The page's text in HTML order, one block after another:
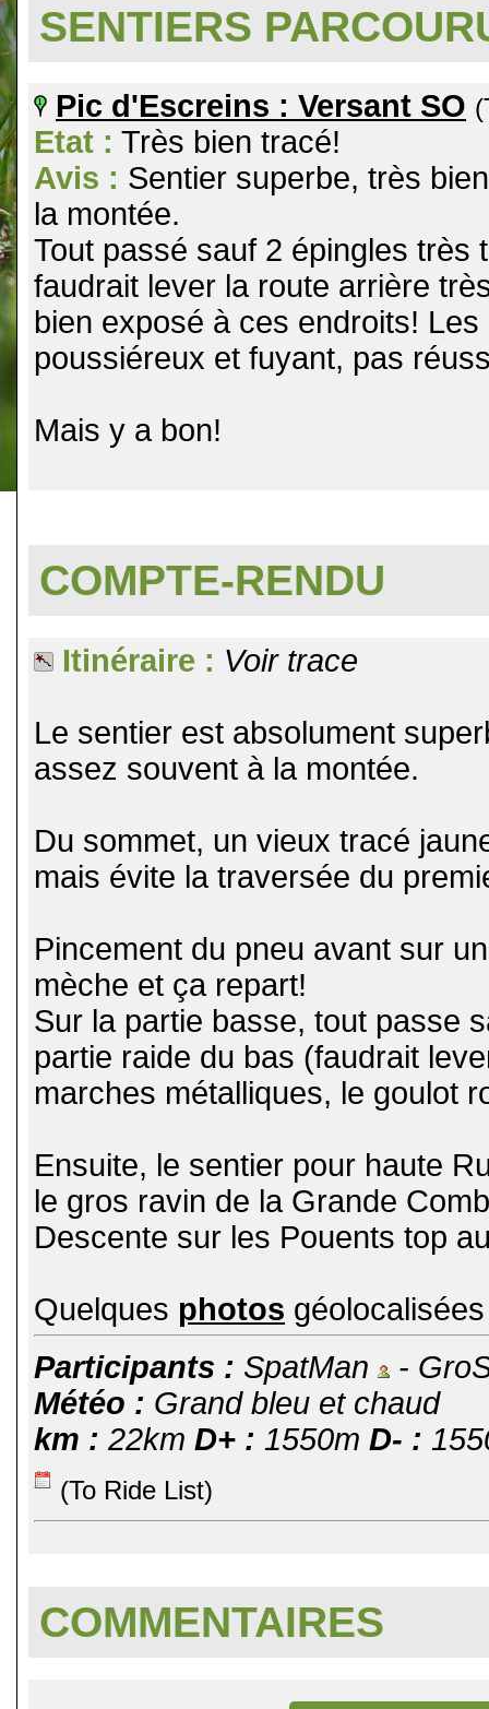
SENTIERS
Pic d'Escreins : Versant SO
Etat : Très bien tracé!
Avis : Sentier superbe, très
la montée.
Tout passé sauf 2 épingles très
faudrait lever la route arrière
bien exposé à ces endroits!
poussiéreux et fuyant, pas
Mais y a bon!
COMPTE-RENDU
Itinéraire : Voir trace
Le sentier est absolument
assez souvent à la montée.
Du sommet, un vieux tracé
mais évite la traversée du
Pincement du pneu avant sur
mèche et ça repart!
Sur la partie basse, tout passe
partie raide du bas (faudrait
marches métalliques, le goulot
Ensuite, le sentier pour haute
le gros ravin de la Grande
Descente sur les Pouents top
Quelques photos
Participants : SpatMan
-
Météo : Grand bleu et chaud
km : 22km D+ : 1550m D- :
(To Ride List)
COMMENTAIRES